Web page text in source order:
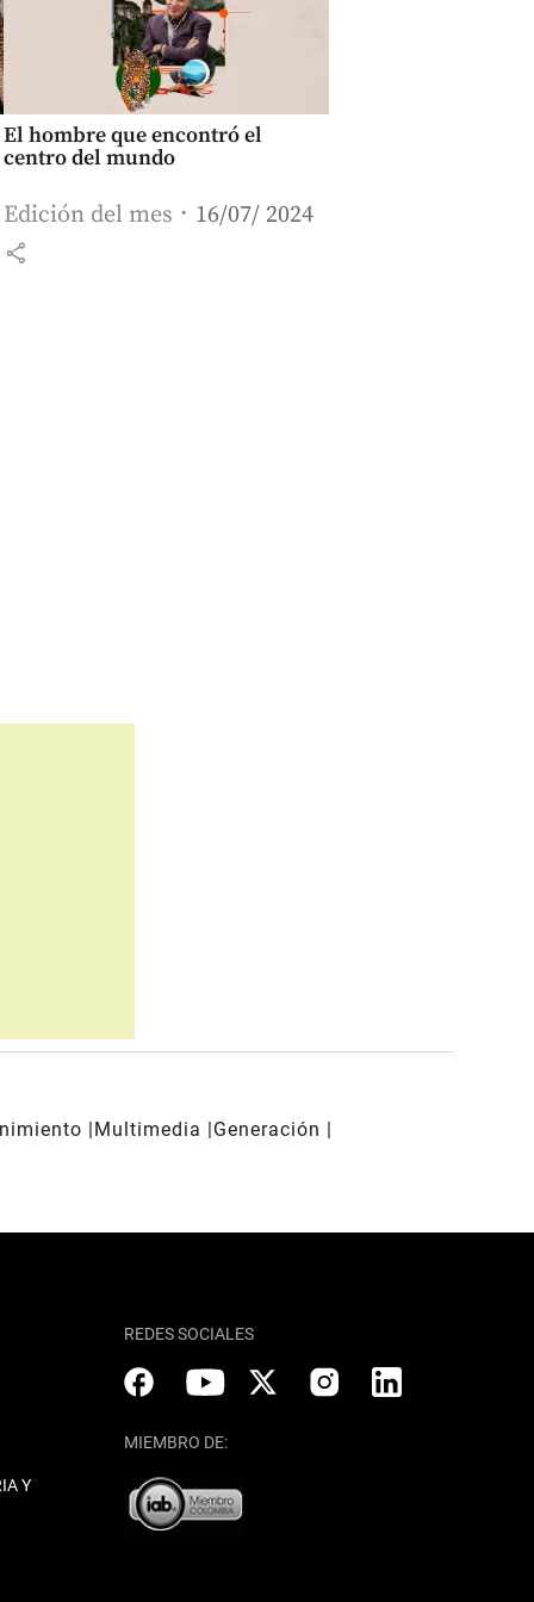
El hombre que encontró el
centro del mundo
Edición del mes 16/07/ 2024
share
Multimedia
Generación
Y
REDES SOCIALES
MIEMBRO DE: